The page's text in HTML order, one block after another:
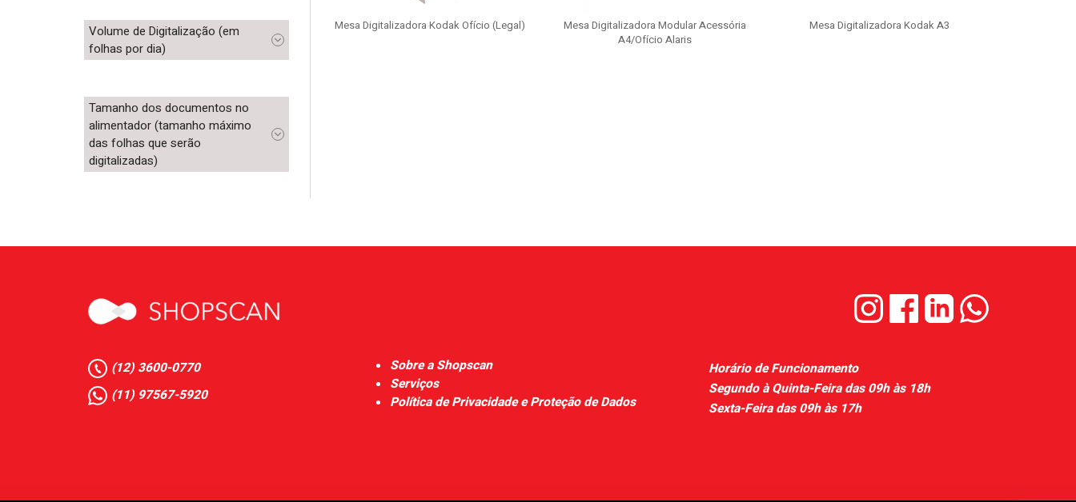
Volume de Digitalização (em
folhas por dia)
Tamanho dos documentos no
alimentador (tamanho máximo
das folhas que serão
digitalizadas)
Mesa Digitalizadora Kodak Ofício (Legal)
Mesa Digitalizadora Modular Acessória
A4/Ofício Alaris
Mesa Digitalizadora Kodak A3
(12) 3600-0770
(11) 97567-5920
Sobre a Shopscan
Serviços
Política de Privacidade e Proteção de Dados
Horário de Funcionamento
Segundo à Quinta-Feira das 09h às 18h
Sexta-Feira das 09h às 17h